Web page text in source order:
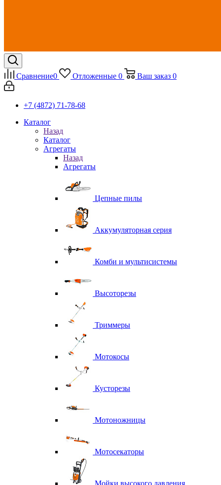
Сравнение0 Отложенные 0 Ваш заказ 0
+7 (4872) 71-78-68
Каталог
Назад
Каталог
Агрегаты
Назад
Агрегаты
Цепные пилы
Аккумуляторная серия
Комби и мультисистемы
Высоторезы
Триммеры
Мотокосы
Кусторезы
Мотоножницы
Мотосекаторы
Мойки высокого давления